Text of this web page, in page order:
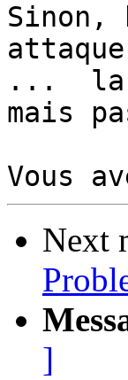
...  la
mais
Next
]